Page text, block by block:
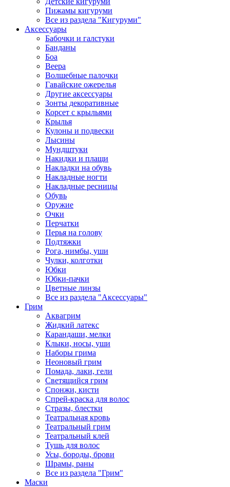
Пижамы кигуруми
Все из раздела "Кигуруми"
Аксессуары
Бабочки и галстуки
Банданы
Боа
Веера
Волшебные палочки
Гавайские ожерелья
Другие аксессуары
Зонты декоративные
Корсет с крыльями
Крылья
Кулоны и подвески
Лысины
Мундштуки
Накидки и плащи
Накладки на обувь
Накладные ногти
Накладные ресницы
Обувь
Оружие
Очки
Перчатки
Перья на голову
Подтяжки
Рога, нимбы, уши
Чулки, колготки
Юбки
Юбки-пачки
Цветные линзы
Все из раздела "Аксессуары"
Грим
Аквагрим
Жидкий латекс
Карандаши, мелки
Клыки, носы, уши
Наборы грима
Неоновый грим
Помада, лаки, гели
Светящийся грим
Спонжи, кисти
Спрей-краска для волос
Стразы, блестки
Театральная кровь
Театральный грим
Театральный клей
Тушь для волос
Усы, бороды, брови
Шрамы, раны
Все из раздела "Грим"
Маски